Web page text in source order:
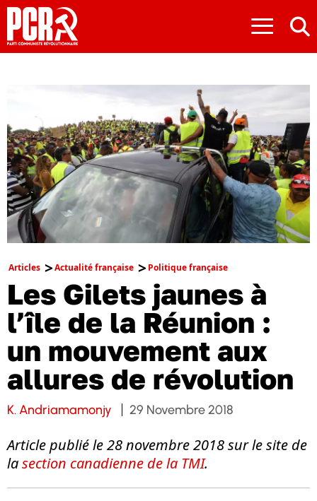
≡
Articles Actualité française Politique française
Les Gilets jaunes à
l’île de la Réunion :
un mouvement aux
allures de révolution
K. Andriamamonjy 29 Novembre 2018
Article publié le 28 novembre 2018 sur le site de
lasection canadienne de la TMI.